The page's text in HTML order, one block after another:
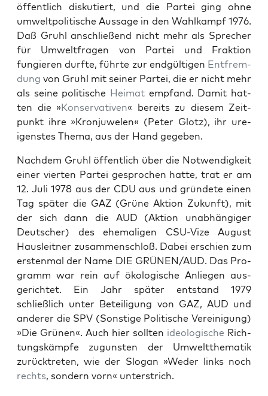
öffentlich disku­tiert, und die Partei ging ohne
umwelt­poli­tis­che Aus­sage in den Wahlkampf 1976.
Daß Gruhl anschließend nicht mehr als Sprech­er
für Umwelt­fra­gen von Partei und Frak­tion
fungieren durfte, führte zur endgülti­gen Ent­frem­
dung von Gruhl mit sein­er Partei, die er nicht mehr
als seine poli­tis­che Heimat emp­fand. Damit hat­
ten die »Kon­ser­v­a­tiv­en« bere­its zu diesem Zeit­
punkt ihre »Kro­n­juwe­len« (Peter Glotz), ihr ure­
igen­stes The­ma, aus der Hand gegeben.
Nach­dem Gruhl öffentlich über die Notwendigkeit
ein­er vierten Partei gesprochen hat­te, trat er am
12. Juli 1978 aus der CDU aus und grün­dete einen
Tag später die GAZ (Grüne Aktion Zukun­ft), mit
der sich dann die AUD (Aktion unab­hängiger
Deutsch­er) des ehe­ma­li­gen CSU-Vize August
Hausleit­ner zusam­men­schloß. Dabei erschien zum
ersten­mal der Name DIE GRÜNEN/AUD. Das Pro­
gramm war rein auf ökol­o­gis­che Anliegen aus­
gerichtet. Ein Jahr später ent­stand 1979
schließlich unter Beteili­gung von GAZ, AUD und
ander­er die SPV (Son­stige Poli­tis­che Vere­ini­gung)
»Die Grü­nen«. Auch hier soll­ten ide­ol­o­gis­che Rich­
tungskämpfe zugun­sten der Umwelt­the­matik
zurück­treten, wie der Slo­gan »Wed­er links noch
rechts, son­dern vorn« unter­strich.